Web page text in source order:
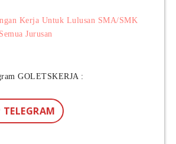
Kerja Untuk Lulusan SMA/SMK
Jurusan
GOLETSKERJA :